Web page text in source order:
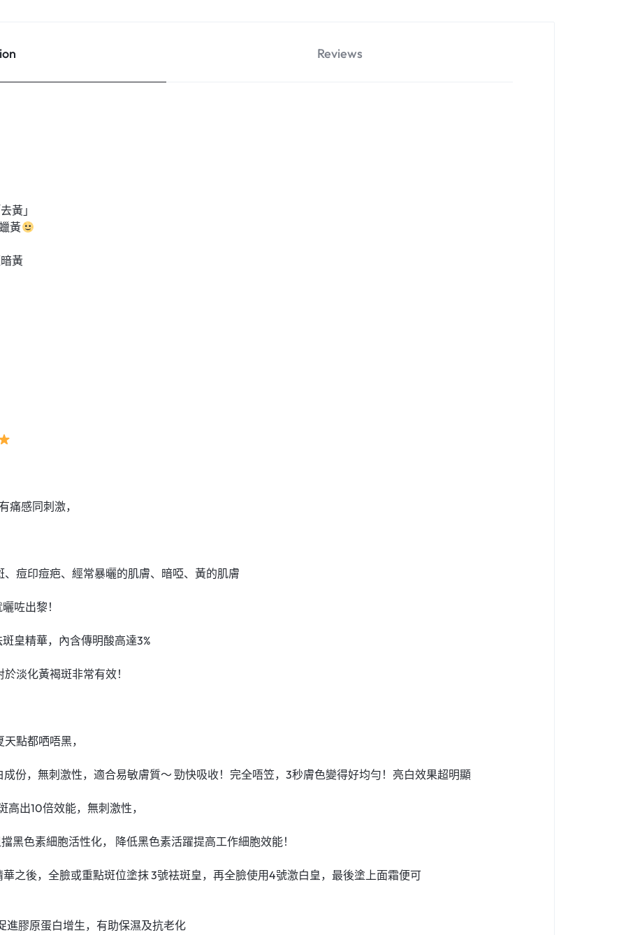
Reviews
黃」
黃
黃
痛感同刺激，
痘印痘疤、經常暴曬的肌膚、暗啞、黃的肌膚
咗出黎！
皇精華，內含傳明酸高達3%
淡化黃褐斑非常有效！
點都哂唔黑，
成份，無刺激性，適合易敏膚質～ 勁快吸收！完全唔笠，3秒膚色變得好均勻！亮白效果超明顯
出10倍效能，無刺激性，
黑色素細胞活性化， 降低黑色素活躍提高工作細胞效能！
之後，全臉或重點斑位塗抹 3號袪斑皇，再全臉使用4號激白皇，最後塗上面霜便可
進膠原蛋白增生，有助保濕及抗老化